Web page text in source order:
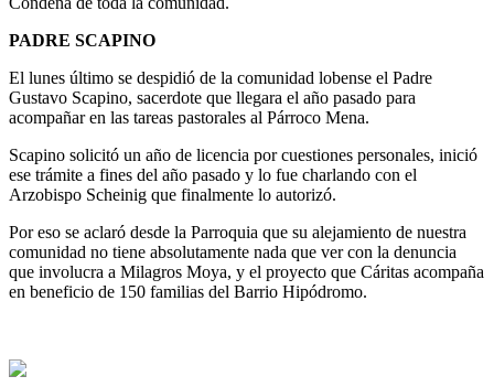
PADRE SCAPINO
El lunes último se despidió de la comunidad lobense el Padre
Gustavo Scapino, sacerdote que llegara el año pasado para
acompañar en las tareas pastorales al Párroco Mena.
Scapino solicitó un año de licencia por cuestiones personales, inició
ese trámite a fines del año pasado y lo fue charlando con el
Arzobispo Scheinig que finalmente lo autorizó.
Por eso se aclaró desde la Parroquia que su alejamiento de nuestra
comunidad no tiene absolutamente nada que ver con la denuncia
que involucra a Milagros Moya, y el proyecto que Cáritas acompaña
en beneficio de 150 familias del Barrio Hipódromo.